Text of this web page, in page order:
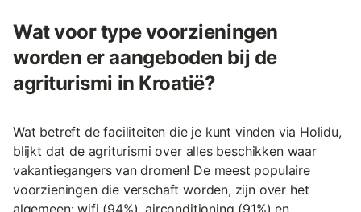
Wat voor type voorzieningen
worden er aangeboden bij de
agriturismi in Kroatië?
Wat betreft de faciliteiten die je kunt vinden via Holidu,
blijkt dat de agriturismi over alles beschikken waar
vakantiegangers van dromen! De meest populaire
voorzieningen die verschaft worden, zijn over het
algemeen: wifi (94%), airconditioning (91%) en